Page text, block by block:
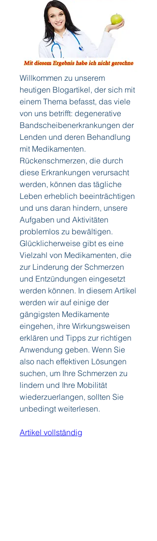
Willkommen zu unserem
heutigen Blogartikel, der sich mit
einem Thema befasst, das viele
von uns betrifft: degenerative
Bandscheibenerkrankungen der
Lenden und deren Behandlung
mit Medikamenten.
Rückenschmerzen, die durch
diese Erkrankungen verursacht
werden, können das tägliche
Leben erheblich beeinträchtigen
und uns daran hindern, unsere
Aufgaben und Aktivitäten
problemlos zu bewältigen.
Glücklicherweise gibt es eine
Vielzahl von Medikamenten, die
zur Linderung der Schmerzen
und Entzündungen eingesetzt
werden können. In diesem Artikel
werden wir auf einige der
gängigsten Medikamente
eingehen, ihre Wirkungsweisen
erklären und Tipps zur richtigen
Anwendung geben. Wenn Sie
also nach effektiven Lösungen
suchen, um Ihre Schmerzen zu
lindern und Ihre Mobilität
wiederzuerlangen, sollten Sie
unbedingt weiterlesen.
Artikel vollständig